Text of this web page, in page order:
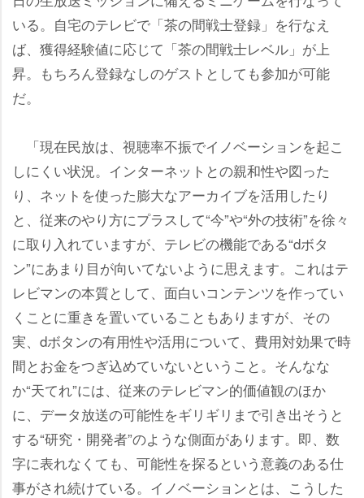
いる。自宅のテレビで「茶の間戦士登録」を行なえ
ば、獲得経験値に応じて「茶の間戦士レベル」が上
昇。もちろん登録なしのゲストとしても参加が可能
だ。
「現在民放は、視聴率不振でイノベーションを起こ
しにくい状況。インターネットとの親和性や図った
り、ネットを使った膨大なアーカイブを活用したり
と、従来のやり方にプラスして“今”や“外の技術”を徐々
に取り入れていますが、テレビの機能である“dボタ
ン”にあまり目が向いてないように思えます。これはテ
レビマンの本質として、面白いコンテンツを作ってい
くことに重きを置いていることもありますが、その
実、dボタンの有用性や活用について、費用対効果で時
間とお金をつぎ込めていないということ。そんなな
か“天てれ”には、従来のテレビマン的価値観のほか
に、データ放送の可能性をギリギリまで引き出そうと
する“研究・開発者”のような側面があります。即、数
字に表れなくても、可能性を探るという意義のある仕
事がされ続けている。イノベーションとは、こうした